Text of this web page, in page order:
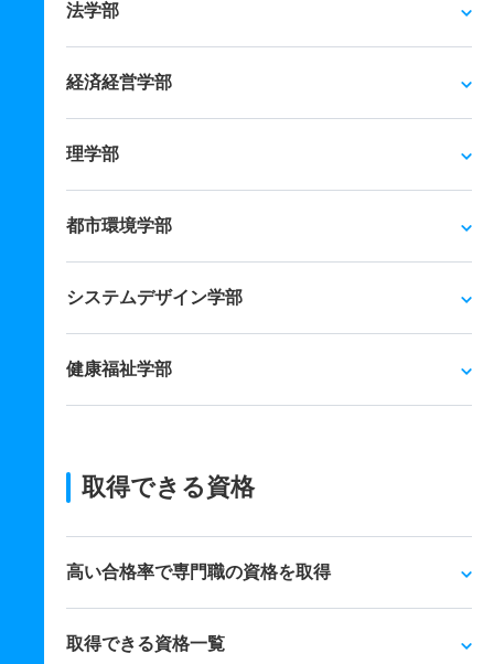
法学部
経済経営学部
理学部
都市環境学部
システムデザイン学部
健康福祉学部
取得できる資格
高い合格率で専門職の資格を取得
取得できる資格一覧